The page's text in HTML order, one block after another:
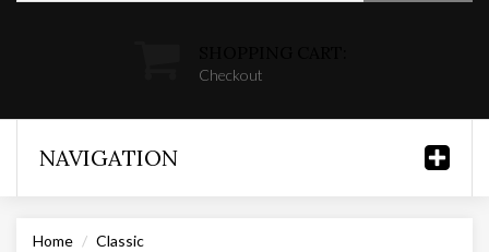
Checkout
NAVIGATION
Home
Classic